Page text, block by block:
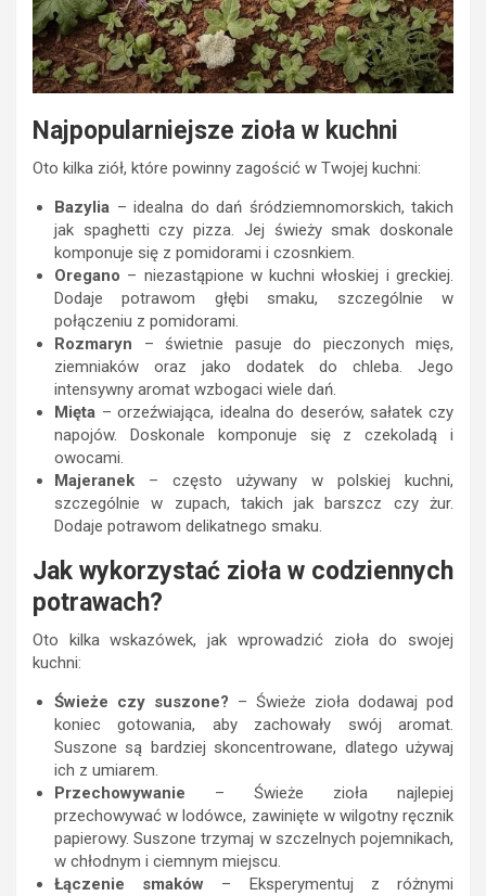
Najpopularniejsze zioła w kuchni
Oto kilka ziół, które powinny zagościć w Twojej kuchni:
Bazylia – idealna do dań śródziemnomorskich, takich
jak spaghetti czy pizza. Jej świeży smak doskonale
komponuje się z pomidorami i czosnkiem.
Oregano – niezastąpione w kuchni włoskiej i greckiej.
Dodaje potrawom głębi smaku, szczególnie w
połączeniu z pomidorami.
Rozmaryn – świetnie pasuje do pieczonych mięs,
ziemniaków oraz jako dodatek do chleba. Jego
intensywny aromat wzbogaci wiele dań.
Mięta – orzeźwiająca, idealna do deserów, sałatek czy
napojów. Doskonale komponuje się z czekoladą i
owocami.
Majeranek – często używany w polskiej kuchni,
szczególnie w zupach, takich jak barszcz czy żur.
Dodaje potrawom delikatnego smaku.
Jak wykorzystać zioła w codziennych
potrawach?
Oto kilka wskazówek, jak wprowadzić zioła do swojej
kuchni:
Świeże czy suszone? – Świeże zioła dodawaj pod
koniec gotowania, aby zachowały swój aromat.
Suszone są bardziej skoncentrowane, dlatego używaj
ich z umiarem.
Przechowywanie – Świeże zioła najlepiej
przechowywać w lodówce, zawinięte w wilgotny ręcznik
papierowy. Suszone trzymaj w szczelnych pojemnikach,
w chłodnym i ciemnym miejscu.
Łączenie smaków – Eksperymentuj z różnymi